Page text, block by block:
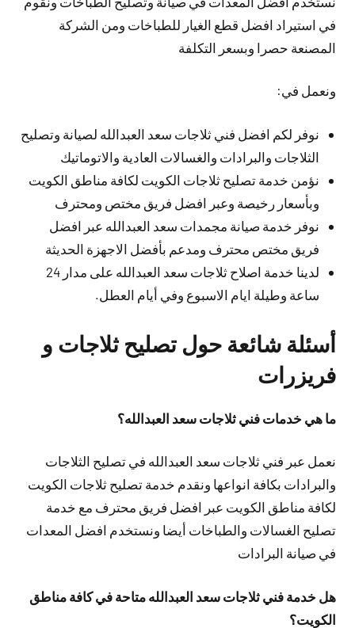
في استيراد افضل قطع الغيار للطباخات ومن الشركة
المصنعة حصرا وبسعر التكلفة
ونعمل في:
نوفر لكم افضل فني ثلاجات سعد العبدالله لصيانة وتصليح
الثلاجات والبرادات والغسالات العادية والاتوماتيك
نؤمن خدمة تصليح ثلاجات الكويت لكافة مناطق الكويت
وبأسعار رخيصة وعبر افضل فريق مختص ومحترف
نوفر خدمة صيانة مجمدات سعد العبدالله عبر افضل
فريق مختص محترف ومدعم بأفضل الاجهزة الحديثة
لدينا خدمة اصلاح ثلاجات سعد العبدالله على مدار 24
ساعة وطيلة ايام الاسبوع وفي أيام العطل.
أسئلة شائعة حول تصليح ثلاجات و
فريزرات
ما هي خدمات فني ثلاجات سعد العبدالله؟
نعمل عبر فني ثلاجات سعد العبدالله في تصليح الثلاجات
والبرادات بكافة انواعها ونقدم خدمة تصليح ثلاجات الكويت
لكافة مناطق الكويت عبر افضل فريق محترف مع خدمة
تصليح الغسالات والطباخات أيضا ونستخدم افضل المعدات
في صيانة البرادات
هل خدمة فني ثلاجات سعد العبدالله متاحة في كافة مناطق
الكويت؟